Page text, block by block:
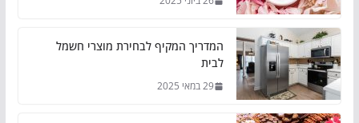
המדריך המקיף לבחירת מוצרי חשמל
לבית
29 במאי 2025